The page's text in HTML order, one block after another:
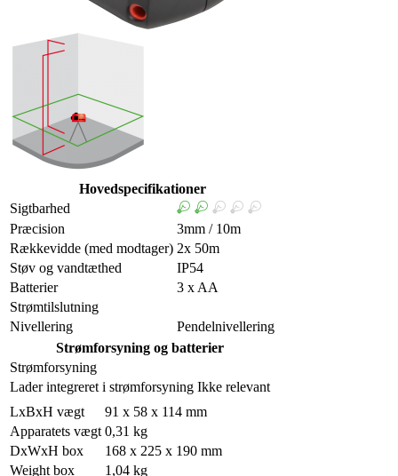
Hovedspecifikationer
Sigtbarhed
Præcision
3mm / 10m
Rækkevidde (med modtager) 2x 50m
Støv og vandtæthed
IP54
Batterier
3 x AA
Strømtilslutning
Nivellering
Pendelnivellering
Strømforsyning og batterier
Strømforsyning
Lader integreret i strømforsyning Ikke relevant
LxBxH vægt
91 x 58 x 114 mm
Apparatets vægt 0,31 kg
DxWxH box
168 x 225 x 190 mm
Weight box
1,04 kg